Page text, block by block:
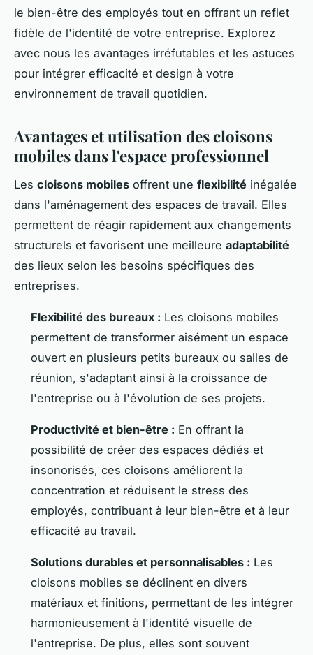
le bien-être des employés tout en offrant un reflet
fidèle de l'identité de votre entreprise. Explorez
avec nous les avantages irréfutables et les astuces
pour intégrer efficacité et design à votre
environnement de travail quotidien.
Avantages et utilisation des cloisons
mobiles dans l'espace professionnel
Les cloisons mobiles offrent une flexibilité inégalée
dans l'aménagement des espaces de travail. Elles
permettent de réagir rapidement aux changements
structurels et favorisent une meilleure adaptabilité
des lieux selon les besoins spécifiques des
entreprises.
Flexibilité des bureaux : Les cloisons mobiles
permettent de transformer aisément un espace
ouvert en plusieurs petits bureaux ou salles de
réunion, s'adaptant ainsi à la croissance de
l'entreprise ou à l'évolution de ses projets.
Productivité et bien-être : En offrant la
possibilité de créer des espaces dédiés et
insonorisés, ces cloisons améliorent la
concentration et réduisent le stress des
employés, contribuant à leur bien-être et à leur
efficacité au travail.
Solutions durables et personnalisables : Les
cloisons mobiles se déclinent en divers
matériaux et finitions, permettant de les intégrer
harmonieusement à l'identité visuelle de
l'entreprise. De plus, elles sont souvent